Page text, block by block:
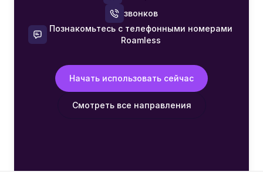
звонков
Познакомьтесь с телефонными номерами
Roamless
Начать использовать сейчас
Смотреть все направления